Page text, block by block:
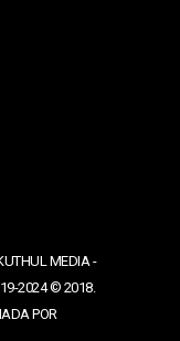
MEDIA -
2024 © 2018.
POR